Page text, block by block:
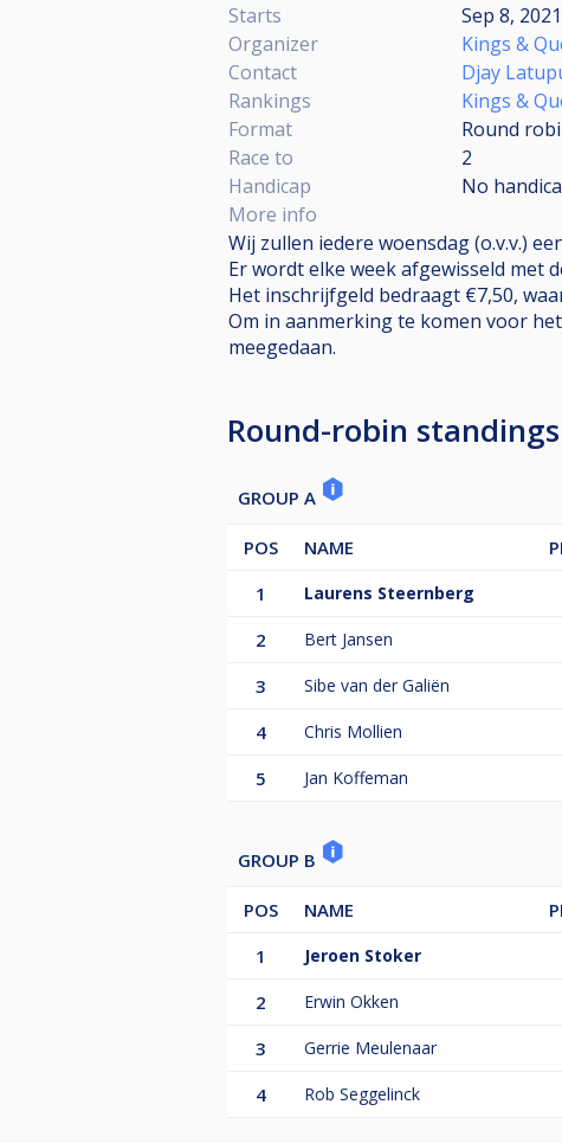
Starts
Sep 8,
Organizer
Kings &
Contact
Djay
Rankings
Kings &
Format
Round
Race to
2
Handicap
No
More info
Wij zullen iedere woensdag (o.v.v.)
Er wordt elke week afgewisseld met
Het inschrijfgeld bedraagt €7,50,
Om in aanmerking te komen voor
meegedaan.
Round-robin standings
GROUP A
POS NAME
1
Laurens Steernberg
2 Bert Jansen
3 Sibe van der Galiën
4 Chris Mollien
5 Jan Koffeman
GROUP B
POS NAME
1
Jeroen Stoker
2 Erwin Okken
3 Gerrie Meulenaar
4 Rob Seggelinck